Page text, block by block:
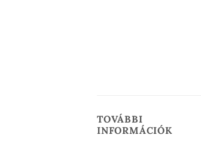
TOVÁBBI
INFORMÁCIÓK